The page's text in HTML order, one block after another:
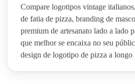
Compare logotipos vintage
de fatia de pizza, branding de
premium de artesanato lado a lado
que melhor se encaixa no seu
design de logotipo de pizza a longo